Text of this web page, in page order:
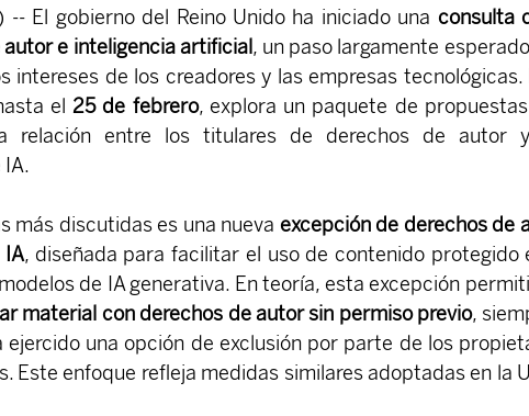
-- El gobierno del Reino Unido ha iniciado una consulta
e inteligencia artificial , un paso largamente
intereses de los creadores y las empresas tecnológicas.
el 25 de febrero, explora un paquete de
relación entre los titulares de derechos de autor
más discutidas es una nueva excepción de derechos de
IA, diseñada para facilitar el uso de contenido protegido
de IA generativa. En teoría, esta excepción
material con derechos de autor sin permiso previo,
ejercido una opción de exclusión por parte de los
Este enfoque refleja medidas similares adoptadas en la